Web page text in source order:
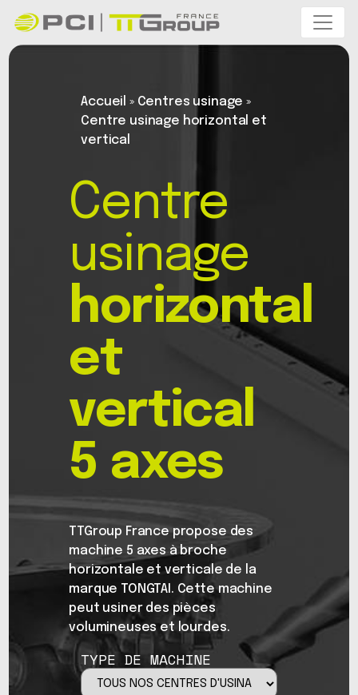
Accueil » Centres usinage »
Centre usinage horizontal et
vertical
Centre
usinage
horizontal
et
vertical
5 axes
TTGroup France propose des
machine 5 axes à broche
horizontale et verticale de la
marque TONGTAI. Cette machine
peut usiner des pièces
volumineuses et lourdes.
TYPE DE MACHINE